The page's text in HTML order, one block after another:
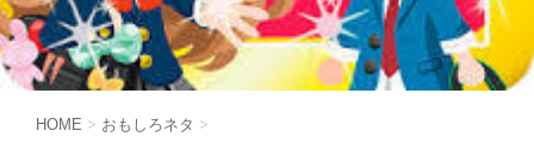
HOME > おもしろネタ >